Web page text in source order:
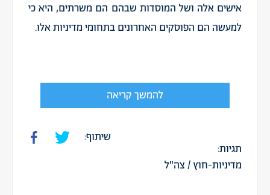
אישים אלה ושל המוסדות שבהם הם משרתים, היא כי
למעשה הם הפוסקים האחרונים בתחומי מדיניות אלו.
להמשך קריאה
שיתוף:
תגיות:
מדיניות-חוץ/ צה"ל